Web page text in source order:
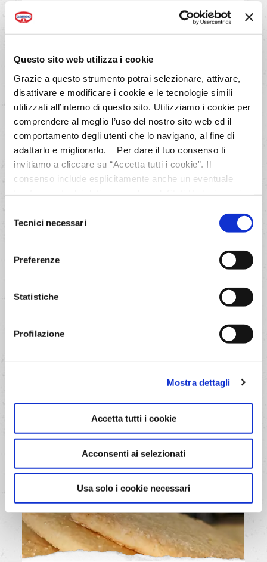
Questo sito web utilizza i cookie
Grazie a questo strumento potrai selezionare, attivare,
disattivare e modificare i cookie e le tecnologie simili
utilizzati all’interno di questo sito. Utilizziamo i cookie per
comprendere al meglio l’uso del nostro sito web ed il
comportamento degli utenti che lo navigano, al fine di
adattarlo e migliorarlo. Per dare il tuo consenso ti
invitiamo a cliccare su “Accetta tutti i cookie”. Il
consenso include esplicitamente anche un eventuale
anche sul trasferimento dei dati a fornitori di tecnologia e
partner negli Stati Uniti consultare la nostra informativa
selezionare o negare il tuo consenso per alcuni o tutti i
possibile revocare il consenso in qualsiasi momento.
delTecnici necessari
Preferenze
Statistiche
Profilazione
Mostra dettagli
Accetta tutti i cookie
Acconsenti ai selezionati
Usa solo i cookie necessari